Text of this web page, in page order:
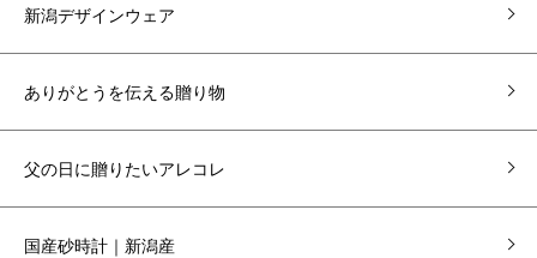
新潟デザインウェア
ありがとうを伝える贈り物
父の日に贈りたいアレコレ
国産砂時計｜新潟産